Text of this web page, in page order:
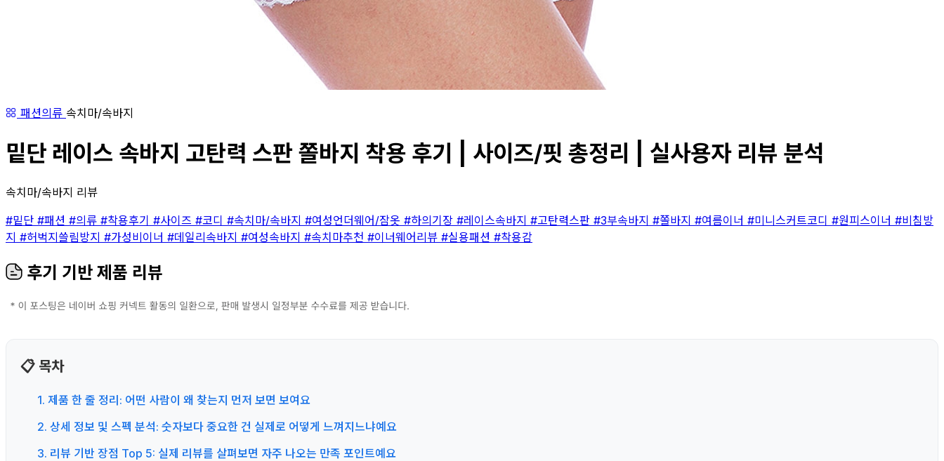
패션의류 속치마/속바지
밑단 레이스 속바지 고탄력 스판 쫄바지 착용 후기 | 사이즈/핏 총정리 | 실사용자 리뷰 분석
속치마/속바지 리뷰
#밑단 #패션 #의류 #착용후기 #사이즈 #코디 #속치마/속바지 #여성언더웨어/잠옷 #하의기장 #레이스속바지 #고탄력스판 #3부속바지 #쫄바지 #여름이너 #미니스커트코디 #원피스이너 #비침방
지 #허벅지쓸림방지 #가성비이너 #데일리속바지 #여성속바지 #속치마추천 #이너웨어리뷰 #실용패션 #착용감
후기 기반 제품 리뷰
📋 목차
1. 제품 한 줄 정리: 어떤 사람이 왜 찾는지 먼저 보면 보여요
2. 상세 정보 및 스펙 분석: 숫자보다 중요한 건 실제로 어떻게 느껴지느냐예요
3. 리뷰 기반 장점 Top 5: 실제 리뷰를 살펴보면 자주 나오는 만족 포인트예요